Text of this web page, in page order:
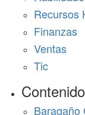
Recursos
Finanzas
Ventas
Tic
Baragaño